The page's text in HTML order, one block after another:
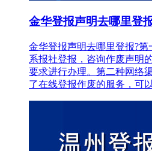
金华登报声明去哪里登
金华登报声明去哪里登报?
系报社登报，咨询作废声明
要求进行办理。第二种网络
了在线登报作废的服务，可